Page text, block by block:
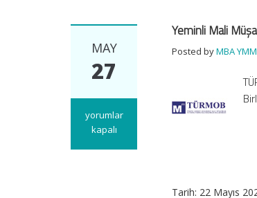
MAY
27
Yeminli
Mali
yorumlar
kapalı
Yeminli Mali
Posted byMBA YMM
Tarih: 22 Mayıs